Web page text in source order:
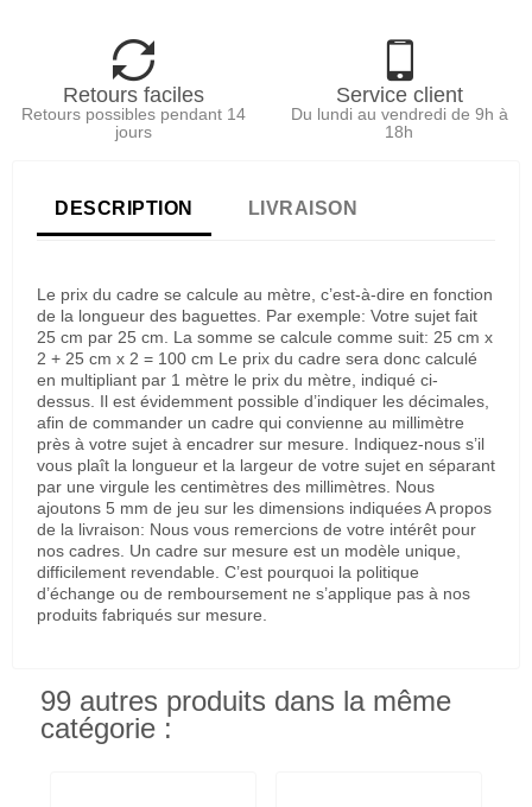
Retours faciles
Retours possibles pendant 14
jours
Service client
Du lundi au vendredi de 9h à
18h
DESCRIPTION LIVRAISON
Le prix du cadre se calcule au mètre, c’est-à-dire en fonction
de la longueur des baguettes. Par exemple: Votre sujet fait
25 cm par 25 cm. La somme se calcule comme suit: 25 cm x
2 + 25 cm x 2 = 100 cm Le prix du cadre sera donc calculé
en multipliant par 1 mètre le prix du mètre, indiqué ci-
dessus. Il est évidemment possible d’indiquer les décimales,
afin de commander un cadre qui convienne au millimètre
près à votre sujet à encadrer sur mesure. Indiquez-nous s’il
vous plaît la longueur et la largeur de votre sujet en séparant
par une virgule les centimètres des millimètres. Nous
ajoutons 5 mm de jeu sur les dimensions indiquées A propos
de la livraison: Nous vous remercions de votre intérêt pour
nos cadres. Un cadre sur mesure est un modèle unique,
difficilement revendable. C’est pourquoi la politique
d’échange ou de remboursement ne s’applique pas à nos
produits fabriqués sur mesure.
99 autres produits dans la même
catégorie :